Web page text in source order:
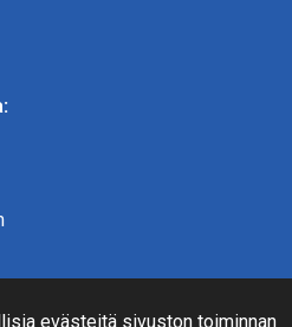
evästeitä sivuston toiminnan